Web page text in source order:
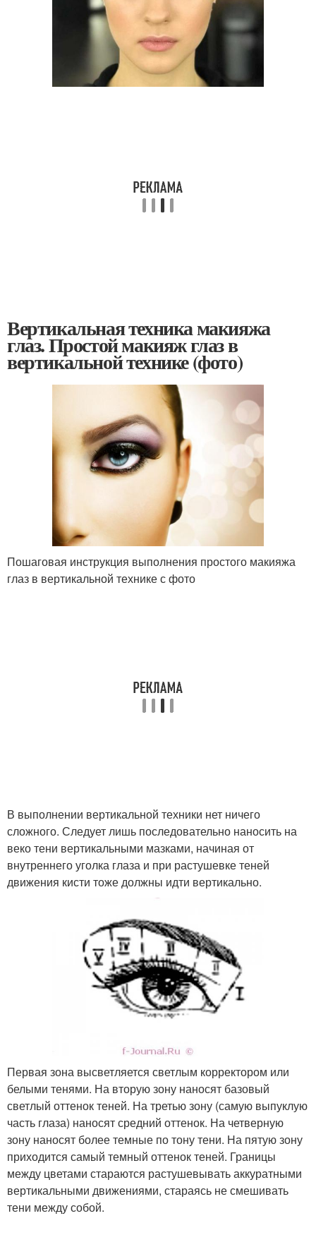
Вертикальная техника макияжа
глаз. Простой макияж глаз в
вертикальной технике (фото)
Пошаговая инструкция выполнения простого макияжа
глаз в вертикальной технике с фото
В выполнении вертикальной техники нет ничего
сложного. Следует лишь последовательно наносить на
веко тени вертикальными мазками, начиная от
внутреннего уголка глаза и при растушевке теней
движения кисти тоже должны идти вертикально.
Первая зона высветляется светлым корректором или
белыми тенями. На вторую зону наносят базовый
светлый оттенок теней. На третью зону (самую выпуклую
часть глаза) наносят средний оттенок. На четверную
зону наносят более темные по тону тени. На пятую зону
приходится самый темный оттенок теней. Границы
между цветами стараются растушевывать аккуратными
вертикальными движениями, стараясь не смешивать
тени между собой.